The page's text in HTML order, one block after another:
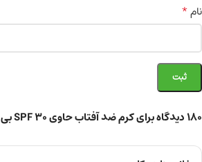
180 دیدگاه برای کرم ضد آفتاب حاوی SPF 30 بی اند وی 100 ml
نام*